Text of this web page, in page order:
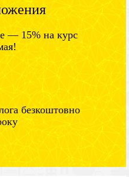
— 15% на курс
безкоштовно